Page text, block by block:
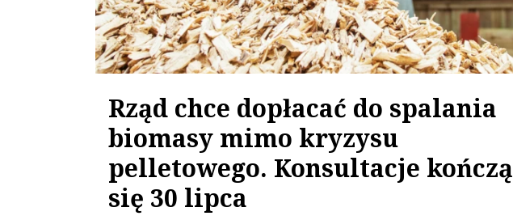
Rząd chce dopłacać do spalania
biomasy mimo kryzysu
pelletowego. Konsultacje kończą
się 30 lipca